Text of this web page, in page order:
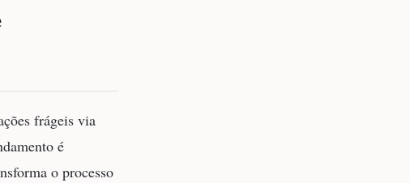
frágeis via
é
o processo